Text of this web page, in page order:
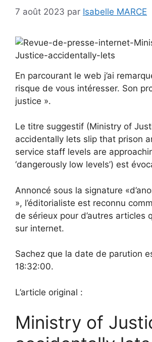
7 août 2023 par Isabelle MARCE
En parcourant le web j’ai
risque de vous intéresser. Son
justice ».
Le titre suggestif (Ministry of
accidentally lets slip that prison
service staff levels are
‘dangerously low levels’) est
Annoncé sous la signature
», l’éditorialiste est reconnu
de sérieux pour d’autres articles
sur internet.
Sachez que la date de parution
18:32:00.
L’article original :
Ministry of